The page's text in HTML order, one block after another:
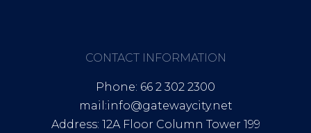
CONTACT INFORMATION
Phone: 66 2 302 2300
mail:info@gatewaycity.net
Address: 12A Floor Column Tower 199